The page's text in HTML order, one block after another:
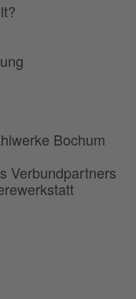
Bochum
Verbundpartners